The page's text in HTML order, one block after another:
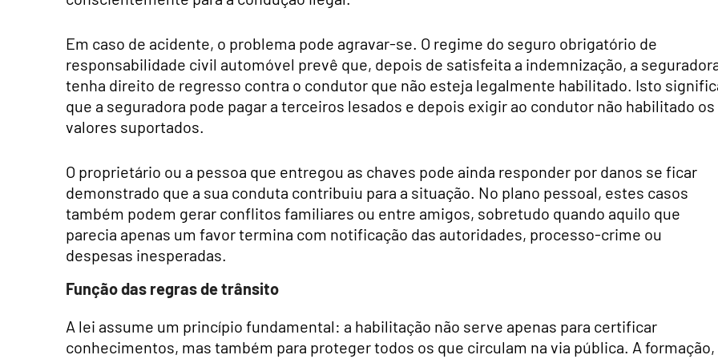
Em caso de acidente, o problema pode agravar-se. O regime do seguro obrigatório de
responsabilidade civil automóvel prevê que, depois de satisfeita a indemnização, a
tenha direito de regresso contra o condutor que não esteja legalmente habilitado. Isto
que a seguradora pode pagar a terceiros lesados e depois exigir ao condutor não habilitado os
valores suportados.
O proprietário ou a pessoa que entregou as chaves pode ainda responder por danos se ficar
demonstrado que a sua conduta contribuiu para a situação. No plano pessoal, estes casos
também podem gerar conflitos familiares ou entre amigos, sobretudo quando aquilo que
parecia apenas um favor termina com notificação das autoridades, processo-crime ou
despesas inesperadas.
Função das regras de trânsito
A lei assume um princípio fundamental: a habilitação não serve apenas para certificar
conhecimentos, mas também para proteger todos os que circulam na via pública. A formação,